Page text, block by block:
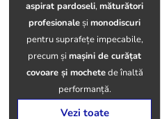
aspirat pardoseli,măturători
profesionaleșimonodiscuri
pentru suprafețe impecabile,
precum șimașini de curățat
covoare și mochetede înaltă
performanță.
Vezi toate